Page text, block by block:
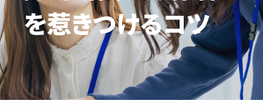
を惹きつけるコツ